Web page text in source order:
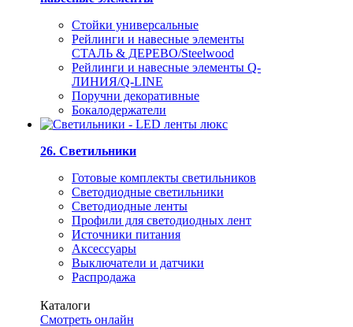
Стойки универсальные
Рейлинги и навесные элементы
СТАЛЬ & ДЕРЕВО/Steelwood
Рейлинги и навесные элементы Q-
ЛИНИЯ/Q-LINE
Поручни декоративные
Бокалодержатели
26. Светильники
Готовые комплекты светильников
Светодиодные светильники
Светодиодные ленты
Профили для светодиодных лент
Источники питания
Аксессуары
Выключатели и датчики
Распродажа
Каталоги
Смотреть онлайн